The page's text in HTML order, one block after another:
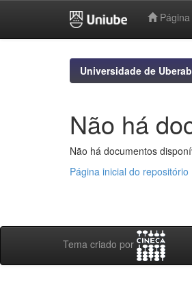
Página
Universidade de
Não há
Não há documentos
Página inicial do repositório
Tema criado por